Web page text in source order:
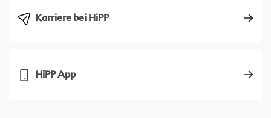
Karriere bei HiPP
HiPP App